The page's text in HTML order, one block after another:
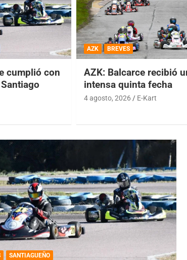
cumplió con
AZK BREVES
AZK: Balcarce recibió
intensa quinta fecha
4 agosto, 2026 E-Kart
SANTIAGUEÑO